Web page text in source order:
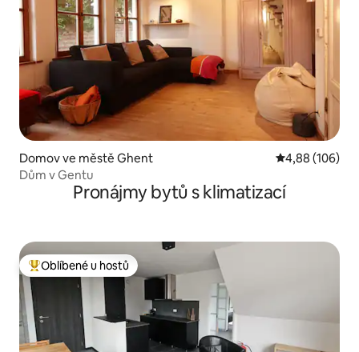
Domov ve městě Ghent Průměrné
4,88 (106)
Dům v Gentu
Pronájmy bytů s klimatizací
Nejlepší v kategorii Oblíbené u hostů
Oblíbené u hostů